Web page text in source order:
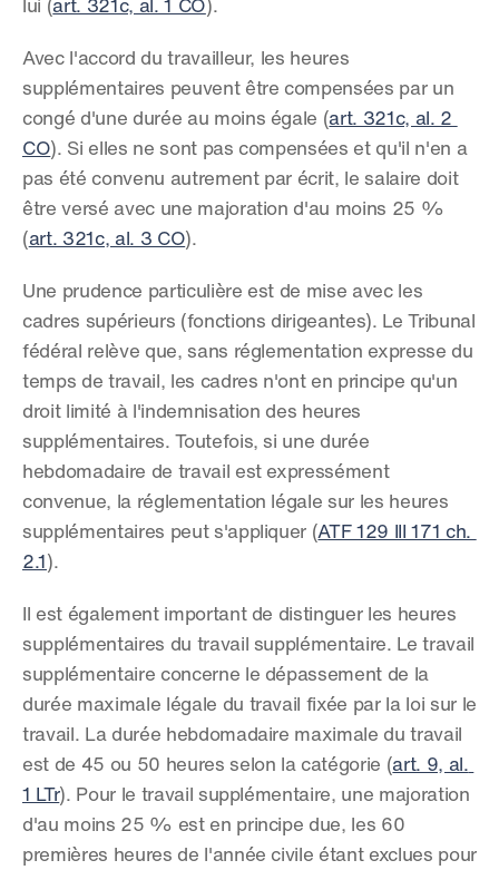
lui (art. 321c, al. 1 CO).
Avec l'accord du travailleur, les heures
supplémentaires peuvent être compensées par un
congé d'une durée au moins égale (art. 321c, al. 2
CO). Si elles ne sont pas compensées et qu'il n'en a
pas été convenu autrement par écrit, le salaire doit
être versé avec une majoration d'au moins 25 %
(art. 321c, al. 3 CO).
Une prudence particulière est de mise avec les
cadres supérieurs (fonctions dirigeantes). Le Tribunal
fédéral relève que, sans réglementation expresse du
temps de travail, les cadres n'ont en principe qu'un
droit limité à l'indemnisation des heures
supplémentaires. Toutefois, si une durée
hebdomadaire de travail est expressément
convenue, la réglementation légale sur les heures
supplémentaires peut s'appliquer (ATF 129 III 171 ch.
2.1 ).
Il est également important de distinguer les heures
supplémentaires du travail supplémentaire. Le travail
supplémentaire concerne le dépassement de la
durée maximale légale du travail fixée par la loi sur le
travail. La durée hebdomadaire maximale du travail
est de 45 ou 50 heures selon la catégorie (art. 9, al.
1 LTr). Pour le travail supplémentaire, une majoration
d'au moins 25 % est en principe due, les 60
premières heures de l'année civile étant exclues pour